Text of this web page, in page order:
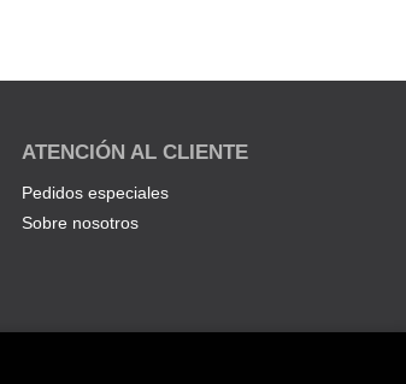
ATENCIÓN AL CLIENTE
Pedidos especiales
Sobre nosotros